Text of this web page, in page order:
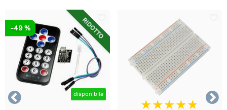


RIDOTTO
disponibile
-49 %